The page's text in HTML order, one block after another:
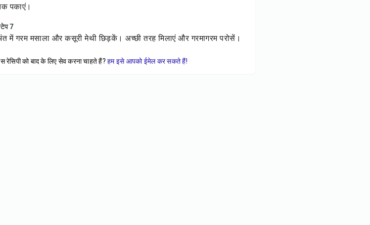
पकाएं।
7
में गरम मसाला और कसूरी मेथी छिड़कें। अच्छी तरह मिलाएं और गरमागरम परोसें।
रेसिपी को बाद के लिए सेव करना चाहते हैं? हम इसे आपको ईमेल कर सकते हैं!